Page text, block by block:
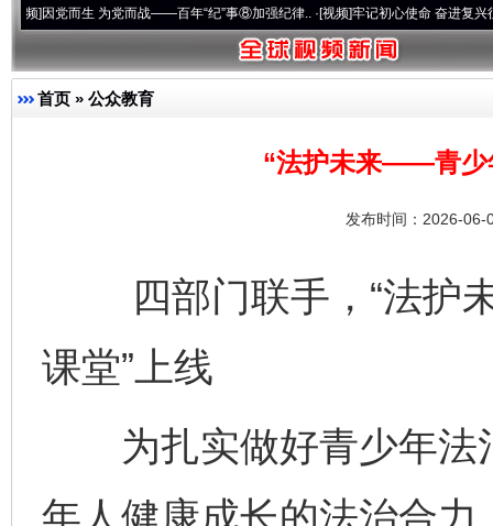
为党而战——百年“纪”事⑧加强纪律..·[视频]牢记初心使命 奋进复兴征程丨“转折之
首页 » 公众教育
“法护未来——青少
发布时间：2026-
四部门联手，“法护
课堂”上线
为扎实做好青少年法
年人健康成长的法治合